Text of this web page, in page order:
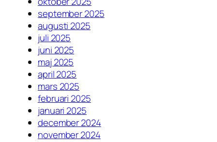
september 2025
augusti 2025
juli 2025
juni 2025
maj 2025
april 2025
mars 2025
februari 2025
januari 2025
december 2024
november 2024